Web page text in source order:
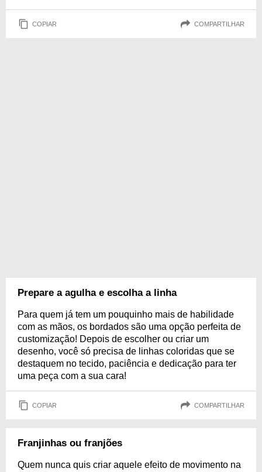
COPIAR COMPARTILHAR
Prepare a agulha e escolha a linha
Para quem já tem um pouquinho mais de habilidade
com as mãos, os bordados são uma opção perfeita de
customização! Depois de escolher ou criar um
desenho, você só precisa de linhas coloridas que se
destaquem no tecido, paciência e dedicação para ter
uma peça com a sua cara!
COPIAR COMPARTILHAR
Franjinhas ou franjões
Quem nunca quis criar aquele efeito de movimento na